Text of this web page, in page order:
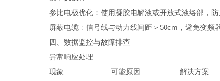
参比电极优化：使用凝胶电解液或开放式液络部，
屏蔽电缆：信号线与动力线间距＞50cm，避免变频
四、数据监控与故障排查
异常响应处理
现象
可能原因
解决方案